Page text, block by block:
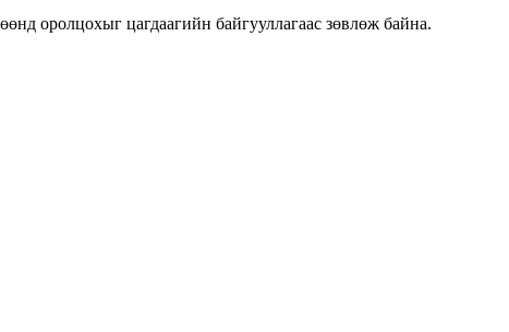
оролцохыг цагдаагийн байгууллагаас зөвлөж байна.